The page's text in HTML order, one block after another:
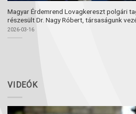
Magyar Érdemrend Lovagkereszt polgári
részesült Dr. Nagy Róbert, társaságunk
2026-03-16
VIDEÓK